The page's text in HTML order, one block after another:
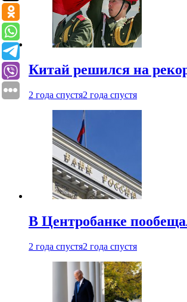
Китай решился на
2 года спустя2 года спустя
В Центробанке
2 года спустя2 года спустя